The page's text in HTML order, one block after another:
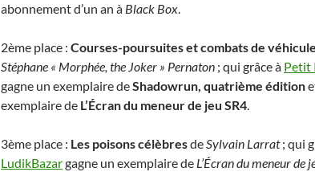
abonnement d’un an à Black Box.
2ème place : Courses-poursuites et combats de
Stéphane « Morphée, the Joker » Pernaton ; qui grâce à Petit
gagne un exemplaire deShadowrun, quatrième édition
exemplaire de L’Écran du meneur de jeu SR4.
3ème place : Les poisons célèbresdeSylvain Larrat; qui
LudikBazargagne un exemplaire de L’Écran du meneur de